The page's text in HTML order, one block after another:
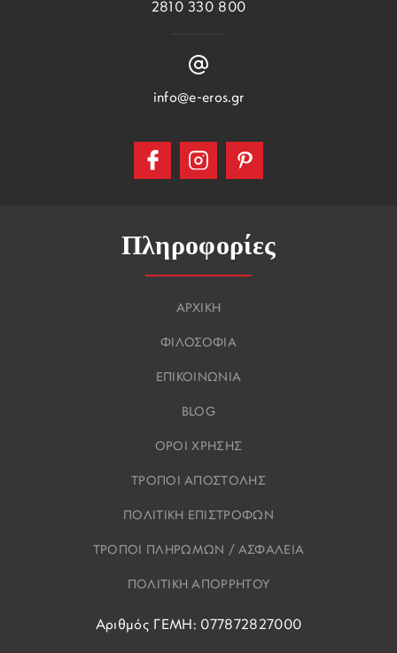
Πληροφορίες
ΑΡΧΙΚΗ
ΦΙΛΟΣΟΦΙΑ
ΕΠΙΚΟΙΝΩΝΙΑ
BLOG
ΟΡΟΙ ΧΡΗΣΗΣ
ΤΡΟΠΟΙ ΑΠΟΣΤΟΛΗΣ
ΠΟΛΙΤΙΚΗ ΕΠΙΣΤΡΟΦΩΝ
ΤΡΟΠΟΙ ΠΛΗΡΩΜΩΝ / ΑΣΦΑΛΕΙΑ
ΠΟΛΙΤΙΚΗ ΑΠΟΡΡΗΤΟΥ
Αριθμός ΓΕΜΗ: 077872827000
2810 330 800
info@e-eros.gr